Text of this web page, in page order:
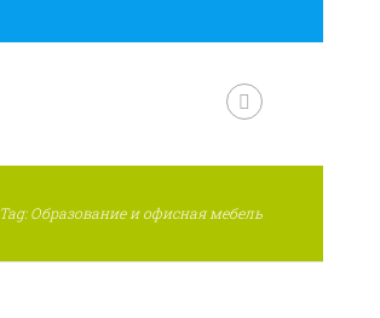
Tag: Образование и офисная мебель